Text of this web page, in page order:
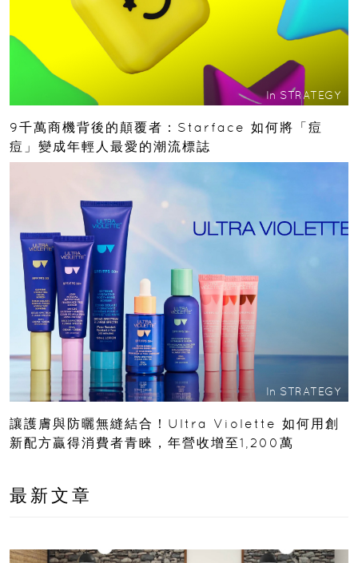
In STRATEGY
9千萬商機背後的顛覆者：Starface 如何將「痘
痘」變成年輕人最愛的潮流標誌
In STRATEGY
讓護膚與防曬無縫結合！Ultra Violette 如何用創
新配方贏得消費者青睞，年營收增至1,200萬
最新文章